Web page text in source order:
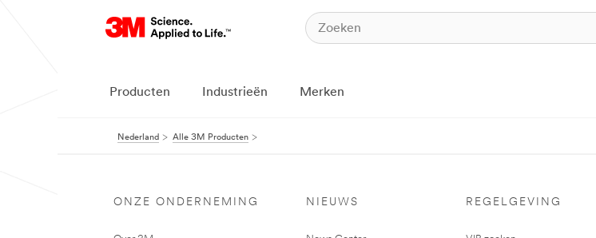
Producten Industrieën Merken
Nederland Alle 3M Producten
ONZE ONDERNEMING NIEUWS REGELGEVING